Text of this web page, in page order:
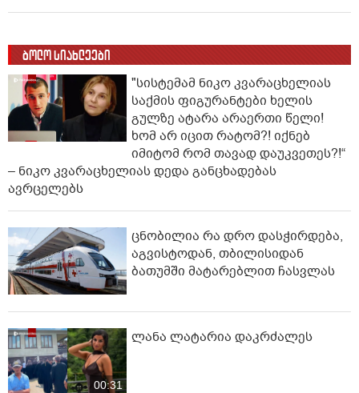
ბოლო სიახლეები
"სისტემამ ნიკო კვარაცხელიას
საქმის ფიგურანტები ხელის
გულზე ატარა არაერთი წელი!
ხომ არ იცით რატომ?! იქნებ
იმიტომ რომ თავად დაუკვეთეს?!“
– ნიკო კვარაცხელიას დედა განცხადებას
ავრცელებს
ცნობილია რა დრო დასჭირდება,
აგვისტოდან, თბილისიდან
ბათუმში მატარებლით ჩასვლას
00:31
ლანა ლატარია დაკრძალეს